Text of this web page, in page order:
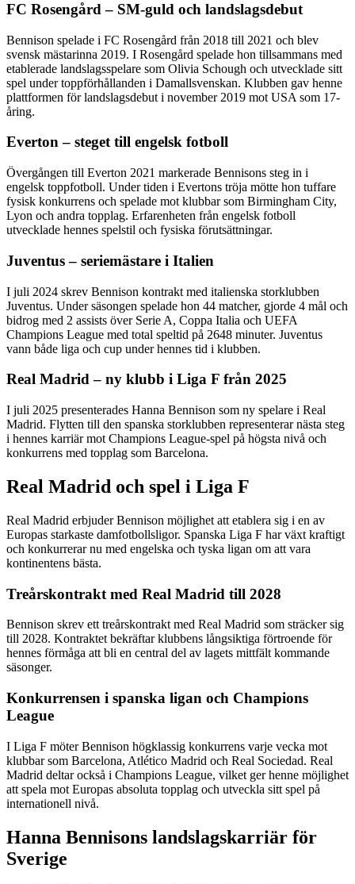
FC Rosengård – SM-guld och landslagsdebut
Bennison spelade i FC Rosengård från 2018 till 2021 och blev
svensk mästarinna 2019. I Rosengård spelade hon tillsammans med
etablerade landslagsspelare som Olivia Schough och utvecklade sitt
spel under toppförhållanden i Damallsvenskan. Klubben gav henne
plattformen för landslagsdebut i november 2019 mot USA som 17-
åring.
Everton – steget till engelsk fotboll
Övergången till Everton 2021 markerade Bennisons steg in i
engelsk toppfotboll. Under tiden i Evertons tröja mötte hon tuffare
fysisk konkurrens och spelade mot klubbar som Birmingham City,
Lyon och andra topplag. Erfarenheten från engelsk fotboll
utvecklade hennes spelstil och fysiska förutsättningar.
Juventus – seriemästare i Italien
I juli 2024 skrev Bennison kontrakt med italienska storklubben
Juventus. Under säsongen spelade hon 44 matcher, gjorde 4 mål och
bidrog med 2 assists över Serie A, Coppa Italia och UEFA
Champions League med total speltid på 2648 minuter. Juventus
vann både liga och cup under hennes tid i klubben.
Real Madrid – ny klubb i Liga F från 2025
I juli 2025 presenterades Hanna Bennison som ny spelare i Real
Madrid. Flytten till den spanska storklubben representerar nästa steg
i hennes karriär mot Champions League-spel på högsta nivå och
konkurrens med topplag som Barcelona.
Real Madrid och spel i Liga F
Real Madrid erbjuder Bennison möjlighet att etablera sig i en av
Europas starkaste damfotbollsligor. Spanska Liga F har växt kraftigt
och konkurrerar nu med engelska och tyska ligan om att vara
kontinentens bästa.
Treårskontrakt med Real Madrid till 2028
Bennison skrev ett treårskontrakt med Real Madrid som sträcker sig
till 2028. Kontraktet bekräftar klubbens långsiktiga förtroende för
hennes förmåga att bli en central del av lagets mittfält kommande
säsonger.
Konkurrensen i spanska ligan och Champions
League
I Liga F möter Bennison högklassig konkurrens varje vecka mot
klubbar som Barcelona, Atlético Madrid och Real Sociedad. Real
Madrid deltar också i Champions League, vilket ger henne möjlighet
att spela mot Europas absoluta topplag och utveckla sitt spel på
internationell nivå.
Hanna Bennisons landslagskarriär för
Sverige